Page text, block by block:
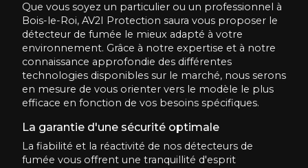
Que vous soyez un particulier ou un professionnel à
Bois-le-Roi, AV2I Protection saura vous proposer le
détecteur de fumée le mieux adapté à votre
environnement. Grâce à notre expertise et à notre
connaissance approfondie des différentes
technologies disponibles sur le marché, nous serons
en mesure de vous orienter vers le modèle le plus
efficace en fonction de vos besoins spécifiques.
La garantie d'une sécurité optimale
La fiabilité et la réactivité de nos détecteurs de
fumée vous offrent une tranquillité d'esprit